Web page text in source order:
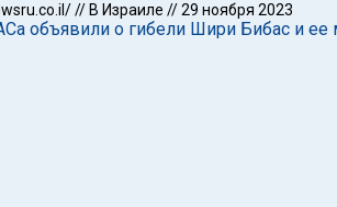
// В Израиле //29 ноября 2023
объявили о гибели Шири Бибас и ее